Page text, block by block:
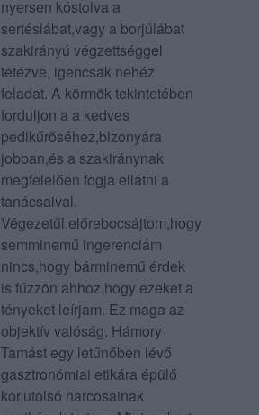
nyersen kóstolva a
sertéslábat,vagy a borjúlábat
szakirányú végzettséggel
tetézve, igencsak nehéz
feladat. A körmök tekintetében
forduljon a a kedves
pedikűröséhez,bizonyára
jobban,és a szakiránynak
megfelelően fogja ellátni a
tanácsaival.
Végezetűl.előrebocsájtom,hogy
semminemű ingerenciám
nincs,hogy bárminemű érdek
is fűzzön ahhoz,hogy ezeket a
tényeket leírjam. Ez maga az
objektív valóság. Hámory
Tamást egy letűnőben lévő
gasztronómiai etikára épülő
kor,utolsó harcosainak